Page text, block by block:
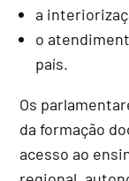
a
o
país.
Os
da formação
acesso ao